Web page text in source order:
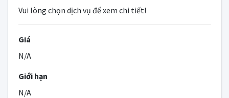
Vui lòng chọn dịch vụ để xem chi tiết!
Giá
N/A
Giới hạn
N/A